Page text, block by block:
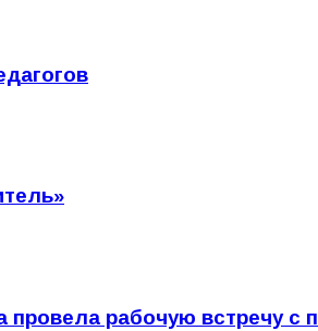
рабочую встречу с